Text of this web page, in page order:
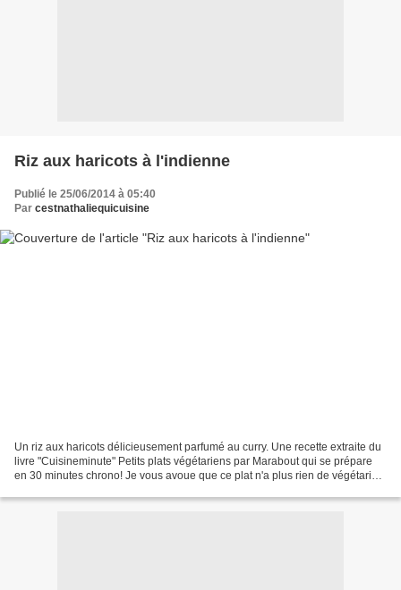
Riz aux haricots à l'indienne
Publié le 25/06/2014 à 05:40
Par cestnathaliequicuisine
Un riz aux haricots délicieusement parfumé au curry. Une recette extraite du
livre "Cuisineminute" Petits plats végétariens par Marabout qui se prépare
en 30 minutes chrono! Je vous avoue que ce plat n'a plus rien de végétarien